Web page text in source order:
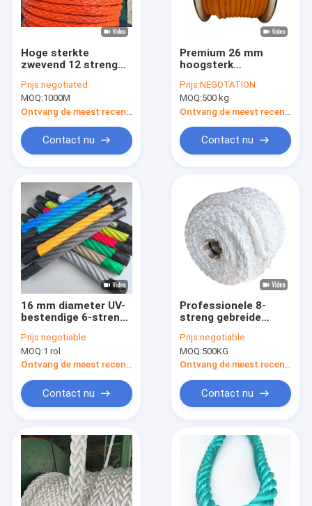
Producten
Video's
Hoge sterkte
zwevend 12 streng
met lage verlenging
Prijs:negotiated
MOQ:1000M
Contact nu
Premium 26 mm
hoogsterk
UV-bestendige 12
streng UHMWPE
Marine Mooring Rope
Prijs:NEGOTATION
MOQ:500 kg
Contact nu
16 mm diameter UV-
bestendige 6-streng
touw met stalen
draad kern
Prijs:negotiable
MOQ:1 rol
Ontvang de meest recente Prijs
Contact nu
Professionele 8-
streng gebreide
ABS gecertificeerd
milieuvriendelijk
maritiem touw voor
Prijs:negotiable
MOQ:500KG
Ontvang de meest recente Prijs
Contact nu